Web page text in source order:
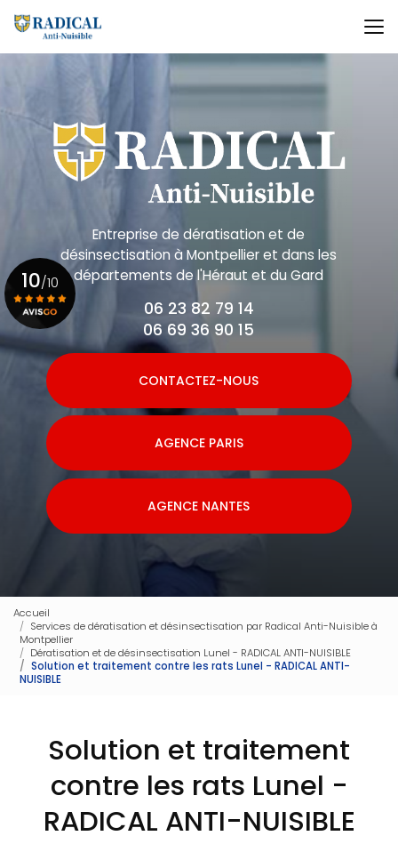
au
contenu
principal
Entreprise de dératisation et de
désinsectisationà Montpellier et dans les
départements de l'Héraut et du Gard
06 23 82 79 14
06 69 36 90 15
CONTACTEZ-NOUS
AGENCE PARIS
AGENCE NANTES
10/10
Voir le certificat
Accueil
Services de dératisation et désinsectisation par Radical Anti-Nuisible à
Montpellier
Dératisation et de désinsectisation Lunel - RADICAL ANTI-NUISIBLE
Solution et traitement contre les rats Lunel - RADICAL ANTI-
NUISIBLE
Solution et traitement
contre les rats Lunel -
RADICAL ANTI-NUISIBLE